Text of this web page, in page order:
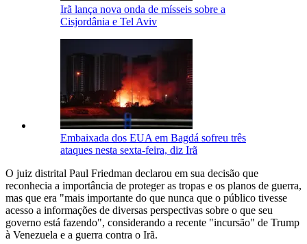
Irã lança nova onda de mísseis sobre a
Cisjordânia e Tel Aviv
Embaixada dos EUA em Bagdá sofreu três
ataques nesta sexta-feira, diz Irã
O juiz distrital Paul Friedman declarou em sua decisão que
reconhecia a importância de proteger as tropas e os planos de guerra,
mas que era "mais importante do que nunca que o público tivesse
acesso a informações de diversas perspectivas sobre o que seu
governo está fazendo", considerando a recente "incursão" de Trump
à Venezuela e a guerra contra o Irã.